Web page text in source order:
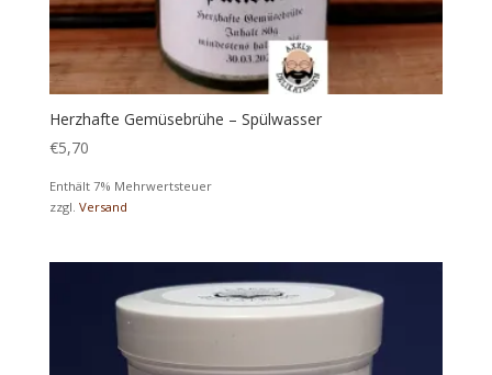
Herzhafte Gemüsebrühe – Spülwasser
€5,70
Enthält 7% Mehrwertsteuer
zzgl. Versand